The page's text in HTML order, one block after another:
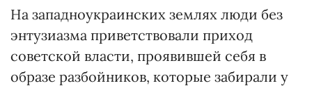
На западноукраинских землях люди без
энтузиазма приветствовали приход
советской власти, проявившей себя в
образе разбойников, которые забирали у